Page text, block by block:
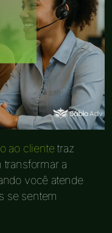
ao clientetraz
a
você atende
se sentem